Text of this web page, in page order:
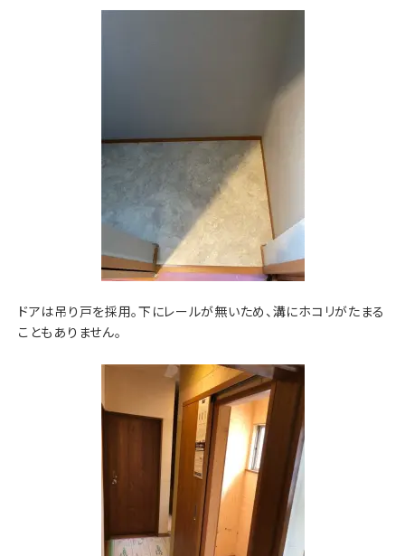
ドアは吊り戸を採用。下にレールが無いため、溝にホコリがたまる
こともありません。